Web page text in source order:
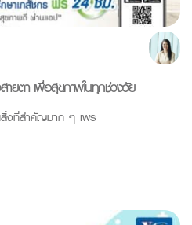
ยตา เพื่อสุขภาพในทุกช่วงวัย
สิ่งที่สำคัญมาก ๆ เพร